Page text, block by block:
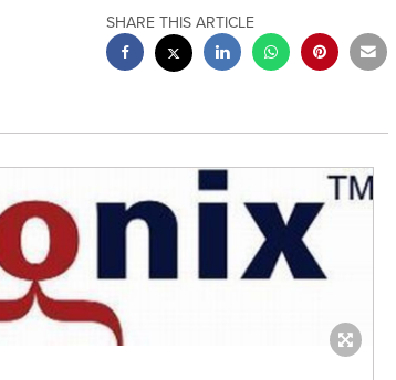
SHARE THIS ARTICLE